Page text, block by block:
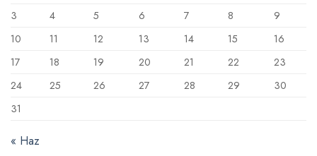
3
4 5 6 7 8
9
10
11 12 13 14 15
16
17
18 19 20 21 22
23
24
25 26 27 28 29
30
31
« Haz